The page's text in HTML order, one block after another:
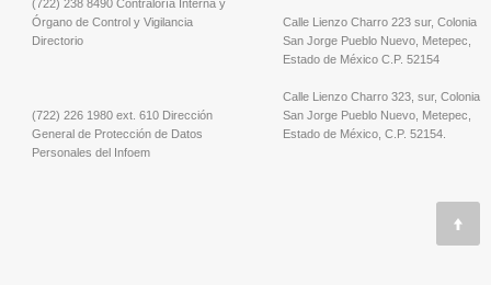
(722) 238 8490 Contraloría Interna y
Órgano de Control y Vigilancia
Directorio
(722) 226 1980 ext. 610 Dirección
General de Protección de Datos
Personales del Infoem
Calle Lienzo Charro 223 sur, Colonia
San Jorge Pueblo Nuevo, Metepec,
Estado de México C.P. 52154
Calle Lienzo Charro 323, sur, Colonia
San Jorge Pueblo Nuevo, Metepec,
Estado de México, C.P. 52154.